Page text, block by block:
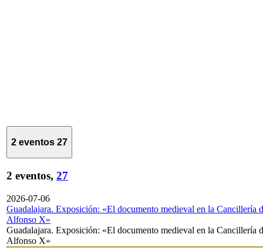
2 eventos 27
2 eventos, 27
2026-07-06
Guadalajara. Exposición: «El documento medieval en la Cancillería
Alfonso X»
Guadalajara. Exposición: «El documento medieval en la Cancillería
Alfonso X»